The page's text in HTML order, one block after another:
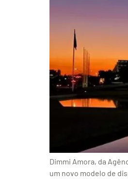
Dimmi Amora, da
um novo modelo de